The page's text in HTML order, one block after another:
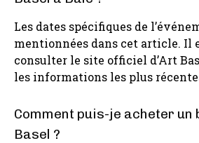
Les dates spécifiques de
mentionnées dans cet article. Il
consulter le site officiel d’Art
les informations les plus
Comment puis-je acheter un
Basel ?